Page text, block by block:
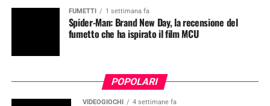
FUMETTI 1 settimana fa
Spider-Man: Brand New Day, la recensione del
fumetto che ha ispirato il film MCU
POPOLARI
VIDEOGIOCHI 4 settimane fa